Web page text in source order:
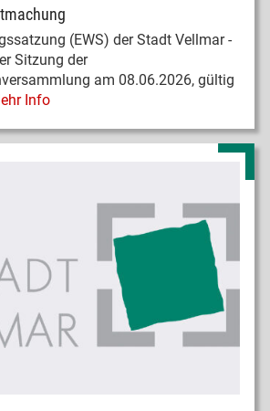
(EWS) der Stadt Vellmar -
Sitzung der
am 08.06.2026, gültig
Info